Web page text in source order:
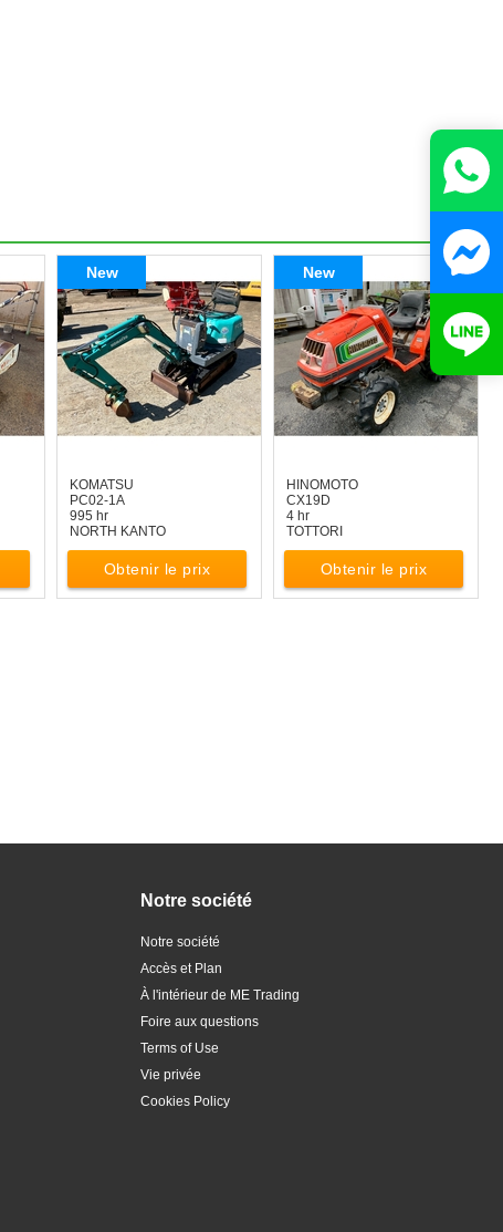
New
KOMATSU
PC02-1A
995 hr
NORTH KANTO
Obtenir le prix
New
HINOMOTO
CX19D
4 hr
TOTTORI
Obtenir le prix
Notre société
Notre société
Accès et Plan
À l'intérieur de ME Trading
Foire aux questions
Terms of Use
Vie privée
Cookies Policy